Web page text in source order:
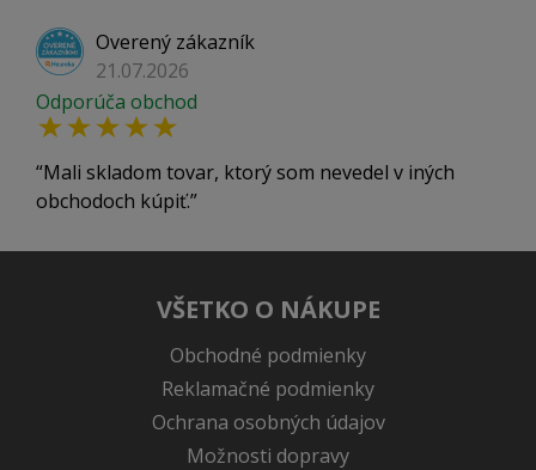
Overený zákazník
21.07.2026
Odporúča obchod
Mali skladom tovar, ktorý som nevedel v iných
obchodoch kúpiť.
VŠETKO O NÁKUPE
Obchodné podmienky
Reklamačné podmienky
Ochrana osobných údajov
Možnosti dopravy